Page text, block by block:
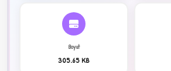
Boyut
305.65 KB